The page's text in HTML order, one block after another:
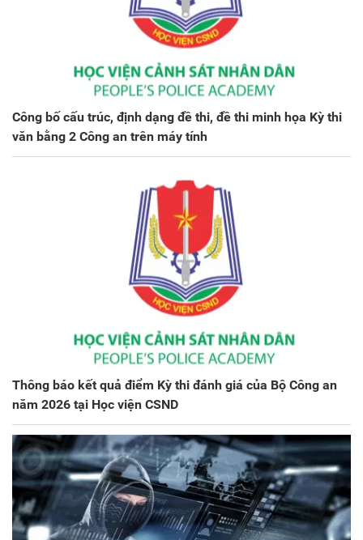
Công bố cấu trúc, định dạng đề thi, đề thi minh họa Kỳ thi
văn bằng 2 Công an trên máy tính
Thông báo kết quả điểm Kỳ thi đánh giá của Bộ Công an
năm 2026 tại Học viện CSND